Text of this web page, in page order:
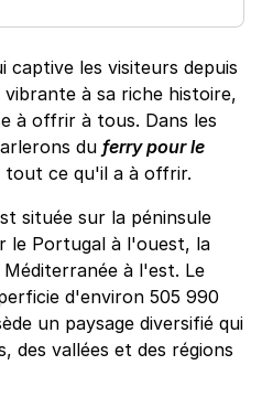
captive les visiteurs depuis
à sa riche histoire,
à offrir à tous. Dans les
du ferry pour le
ce qu'il a à offrir.
située sur la péninsule
le Portugal à l'ouest, la
à l'est. Le
d'environ 505 990
un paysage diversifié qui
des vallées et des régions